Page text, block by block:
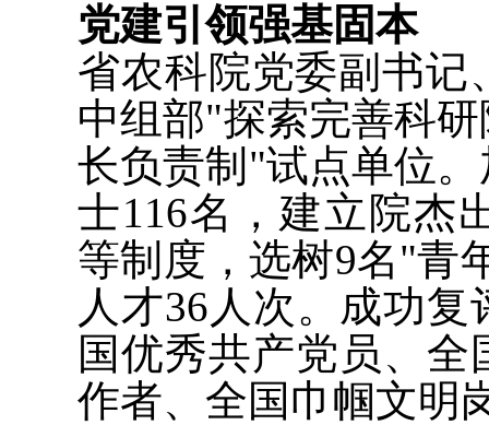
党建引领强基固本
省农科院党委副书记
中组部"探索完善科
长负责制"试点单位
士116名，建立院杰
等制度，选树9名"青
人才36人次。成功
国优秀共产党员、
作者、全国巾帼文明